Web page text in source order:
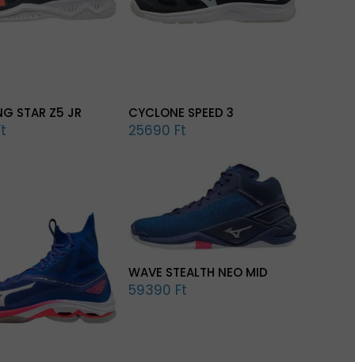
STAR Z5 JR CYCLONE SPEED 3
25690 Ft
WAVE STEALTH NEO MID
59390 Ft